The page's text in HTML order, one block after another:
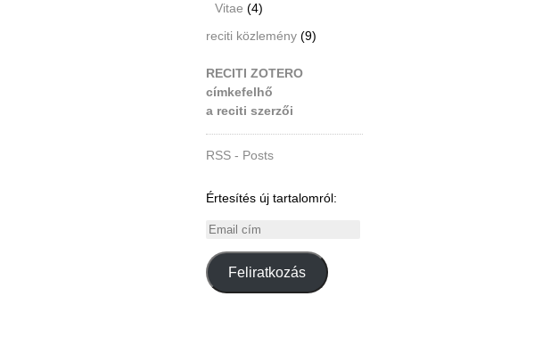
Vitae (4)
reciti közlemény (9)
RECITI ZOTERO
címkefelhő
a reciti szerzői
RSS - Posts
Értesítés új tartalomról:
Email
Feliratkozás